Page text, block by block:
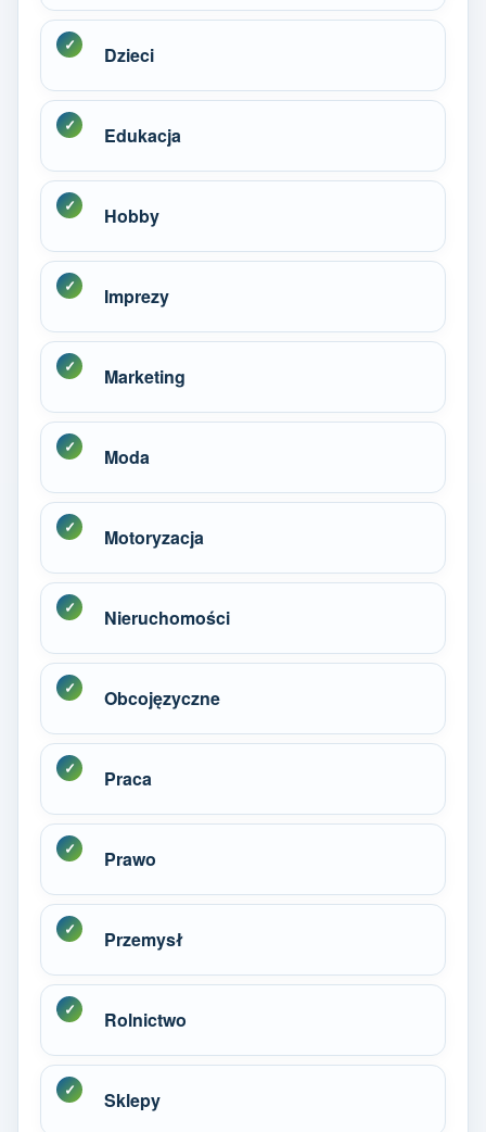
Dzieci
Edukacja
Hobby
Imprezy
Marketing
Moda
Motoryzacja
Nieruchomości
Obcojęzyczne
Praca
Prawo
Przemysł
Rolnictwo
Sklepy